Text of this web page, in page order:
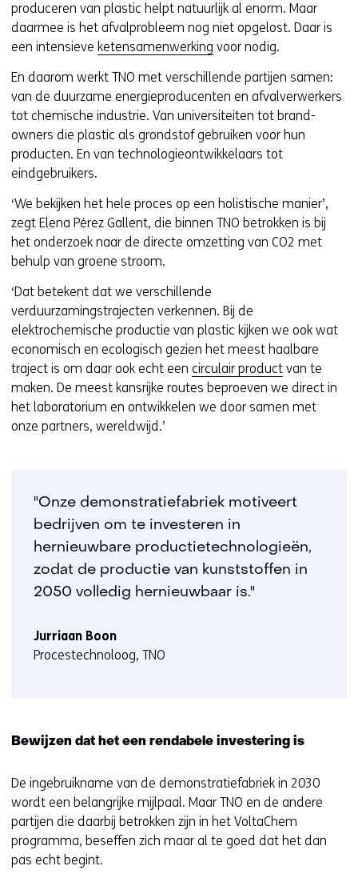
produceren van plastic helpt natuurlijk al enorm. Maar
daarmee is het afvalprobleem nog niet opgelost. Daar is
een intensieve ketensamenwerking voor nodig.
En daarom werkt TNO met verschillende partijen samen:
van de duurzame energieproducenten en afvalverwerkers
tot chemische industrie. Van universiteiten tot brand-
owners die plastic als grondstof gebruiken voor hun
producten. En van technologieontwikkelaars tot
eindgebruikers.
‘We bekijken het hele proces op een holistische manier’,
zegt Elena Pérez Gallent, die binnen TNO betrokken is bij
het onderzoek naar de directe omzetting van CO2 met
behulp van groene stroom.
‘Dat betekent dat we verschillende
verduurzamingstrajecten verkennen. Bij de
elektrochemische productie van plastic kijken we ook wat
economisch en ecologisch gezien het meest haalbare
traject is om daar ook echt een circulair product van te
maken. De meest kansrijke routes beproeven we direct in
het laboratorium en ontwikkelen we door samen met
onze partners, wereldwijd.’
"Onze demonstratiefabriek motiveert
bedrijven om te investeren in
hernieuwbare productietechnologieën,
zodat de productie van kunststoffen in
2050 volledig hernieuwbaar is."
Jurriaan Boon
Procestechnoloog, TNO
Bewijzen dat het een rendabele investering is
De ingebruikname van de demonstratiefabriek in 2030
wordt een belangrijke mijlpaal. Maar TNO en de andere
partijen die daarbij betrokken zijn in het VoltaChem
programma, beseffen zich maar al te goed dat het dan
pas echt begint.